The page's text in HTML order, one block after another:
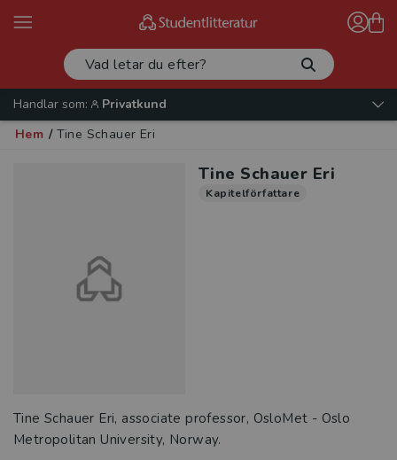
Handlar som:
Privatkund
Hem / Tine Schauer Eri
Tine Schauer Eri
Kapitelförfattare
Tine Schauer Eri, associate professor, OsloMet - Oslo
Metropolitan University, Norway.